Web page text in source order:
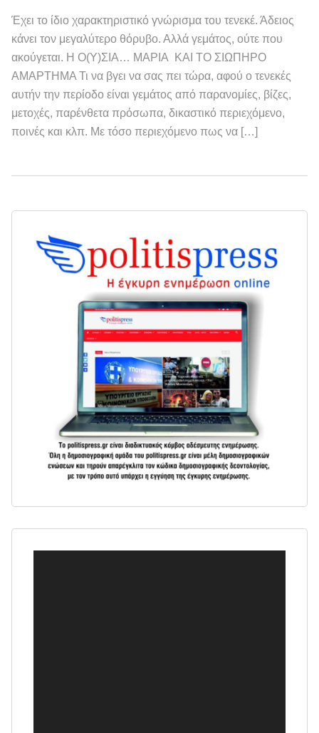
Έχει το ίδιο χαρακτηριστικό γνώρισμα του τενεκέ. Άδειος
κάνει τον μεγαλύτερο θόρυβο. Αλλά γεμάτος, ούτε που
ακούγεται. Η Ο(Υ)ΣΙΑ… ΜΑΡΙΑ ΚΑΙ ΤΟ ΣΙΩΠΗΡΟ
ΑΜΑΡΤΗΜΑ Τι να βγει να σας πει τώρα, αφού ο τενεκές
αυτήν την περίοδο είναι γεμάτος από παρανομίες, βίζες,
μετοχές, παρένθετα πρόσωπα, δικαστικό περιεχόμενο,
ποινές και κλπ. Με τόσο περιεχόμενο πως να […]